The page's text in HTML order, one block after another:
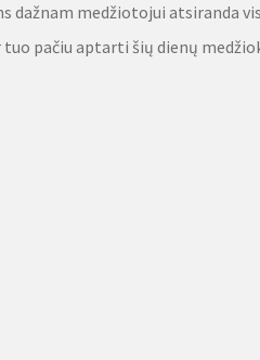
dažnam medžiotojui atsiranda
pačiu aptarti šių dienų